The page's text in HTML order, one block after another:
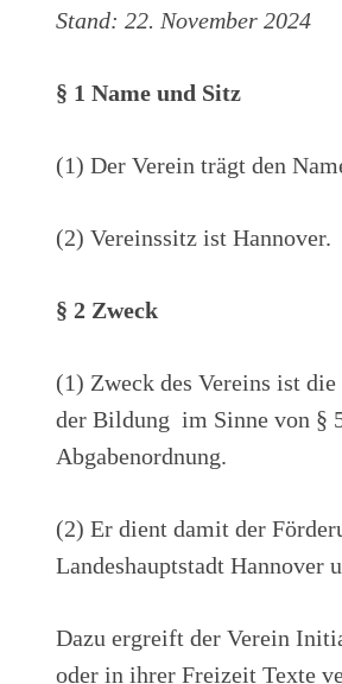
Stand: 22. November 2024
§ 1 Name und Sitz
(1) Der Verein trägt den
(2) Vereinssitz ist Hannover.
§ 2 Zweck
(1) Zweck des Vereins ist
der Bildung im Sinne von §
Abgabenordnung.
(2) Er dient damit der
Landeshauptstadt Hannover
Dazu ergreift der Verein
oder in ihrer Freizeit Texte